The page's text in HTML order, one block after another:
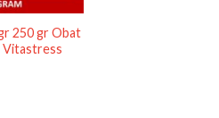
250 gr Obat
Vitastress